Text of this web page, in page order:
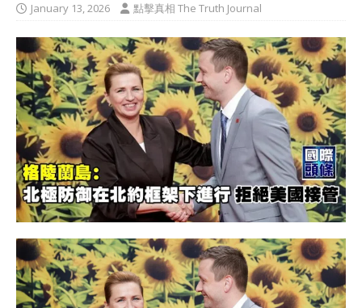
January 13, 2026 點擊真相 The Truth Journal